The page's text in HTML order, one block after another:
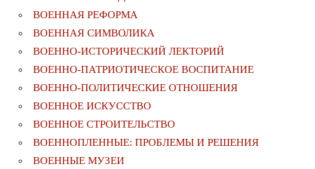
ВОЕННАЯ РЕФОРМА
ВОЕННАЯ СИМВОЛИКА
ВОЕННО-ИСТОРИЧЕСКИЙ ЛЕКТОРИЙ
ВОЕННО-ПАТРИОТИЧЕСКОЕ ВОСПИТАНИЕ
ВОЕННО-ПОЛИТИЧЕСКИE ОТНОШЕНИЯ
ВОЕННОЕ ИСКУССТВО
ВОЕННОЕ СТРОИТЕЛЬСТВО
ВОЕННОПЛЕННЫЕ: ПРОБЛЕМЫ И РЕШЕНИЯ
ВОЕННЫЕ МУЗЕИ